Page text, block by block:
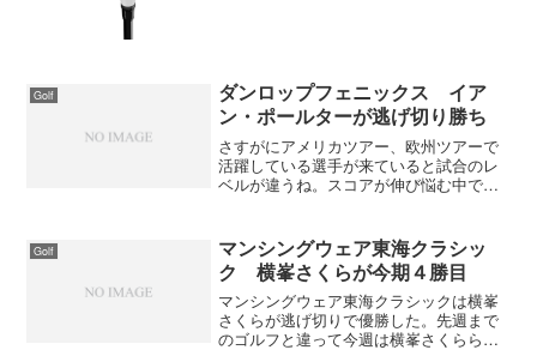
Golf
ダンロップフェニックス イア
ン・ポールターが逃げ切り勝ち
さすがにアメリカツアー、欧州ツアーで
活躍している選手が来ていると試合のレ
ベルが違うね。スコアが伸び悩む中でも
ーは話題になるだけでなく勝っちゃうん
だから凄い。日本人では片...
Golf
マンシングウェア東海クラシッ
ク 横峯さくらが今期４勝目
マンシングウェア東海クラシックは横峯
さくらが逃げ切りで優勝した。先週まで
のゴルフと違って今週は横峯さくららし